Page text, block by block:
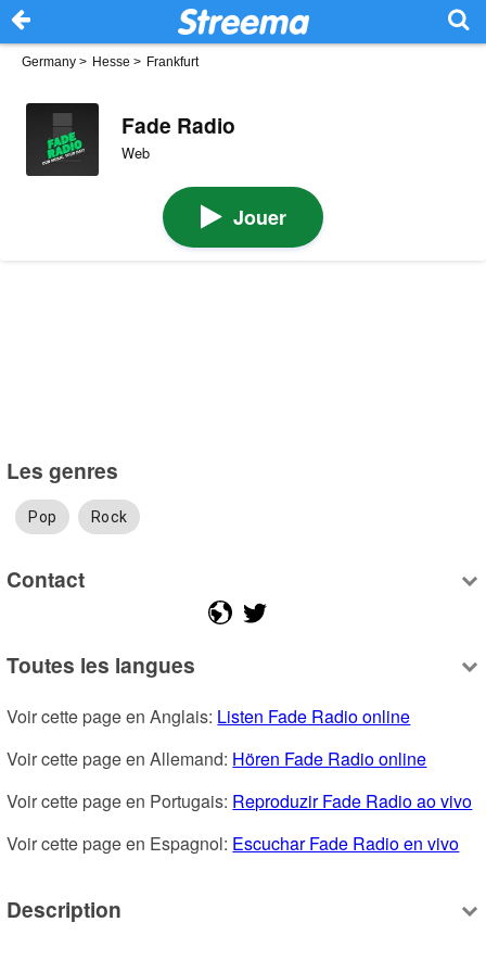
Germany > Hesse > Frankfurt
Fade Radio
Web
Jouer
Les genres
Pop Rock
Contact
Toutes les langues
Voir cette page en Anglais: Listen Fade Radio online
Voir cette page en Allemand: Hören Fade Radio online
Voir cette page en Portugais: Reproduzir Fade Radio ao vivo
Voir cette page en Espagnol: Escuchar Fade Radio en vivo
Description